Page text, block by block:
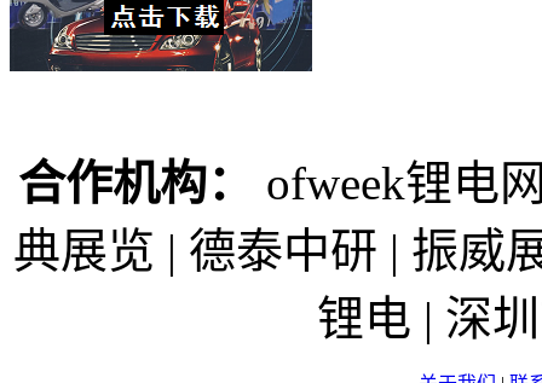
合作机构：
ofweek锂电
典展览 | 德泰中研 | 振威
锂电 | 深